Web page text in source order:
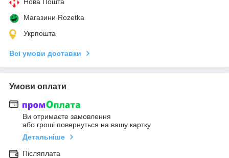
Магазини Rozetka
Укрпошта
Всі умови доставки
Умови оплати
Ви отримаєте замовлення
або гроші повернуться на вашу картку
Детальніше
Післяплата